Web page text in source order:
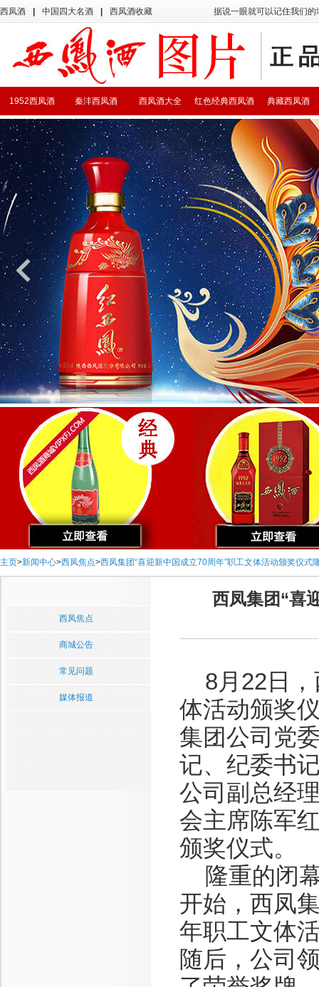
西凤酒 中国四大名酒 西凤酒收藏 据说一眼就可以记住我们
典藏西凤酒
红色经典西凤酒
西凤酒大全
秦沣西凤酒
1952西凤酒
主页>新闻中心>西凤焦点>西凤集团“喜迎新中国成立70周年”职工文体活动颁奖仪式
西凤焦点
商城公告
常见问题
媒体报道
西凤集团“喜
8月22日，
体活动颁奖
集团公司党
记、纪委书
公司副总经
会主席陈军
颁奖仪式。
隆重的闭
开始，西凤
年职工文体
随后，公司